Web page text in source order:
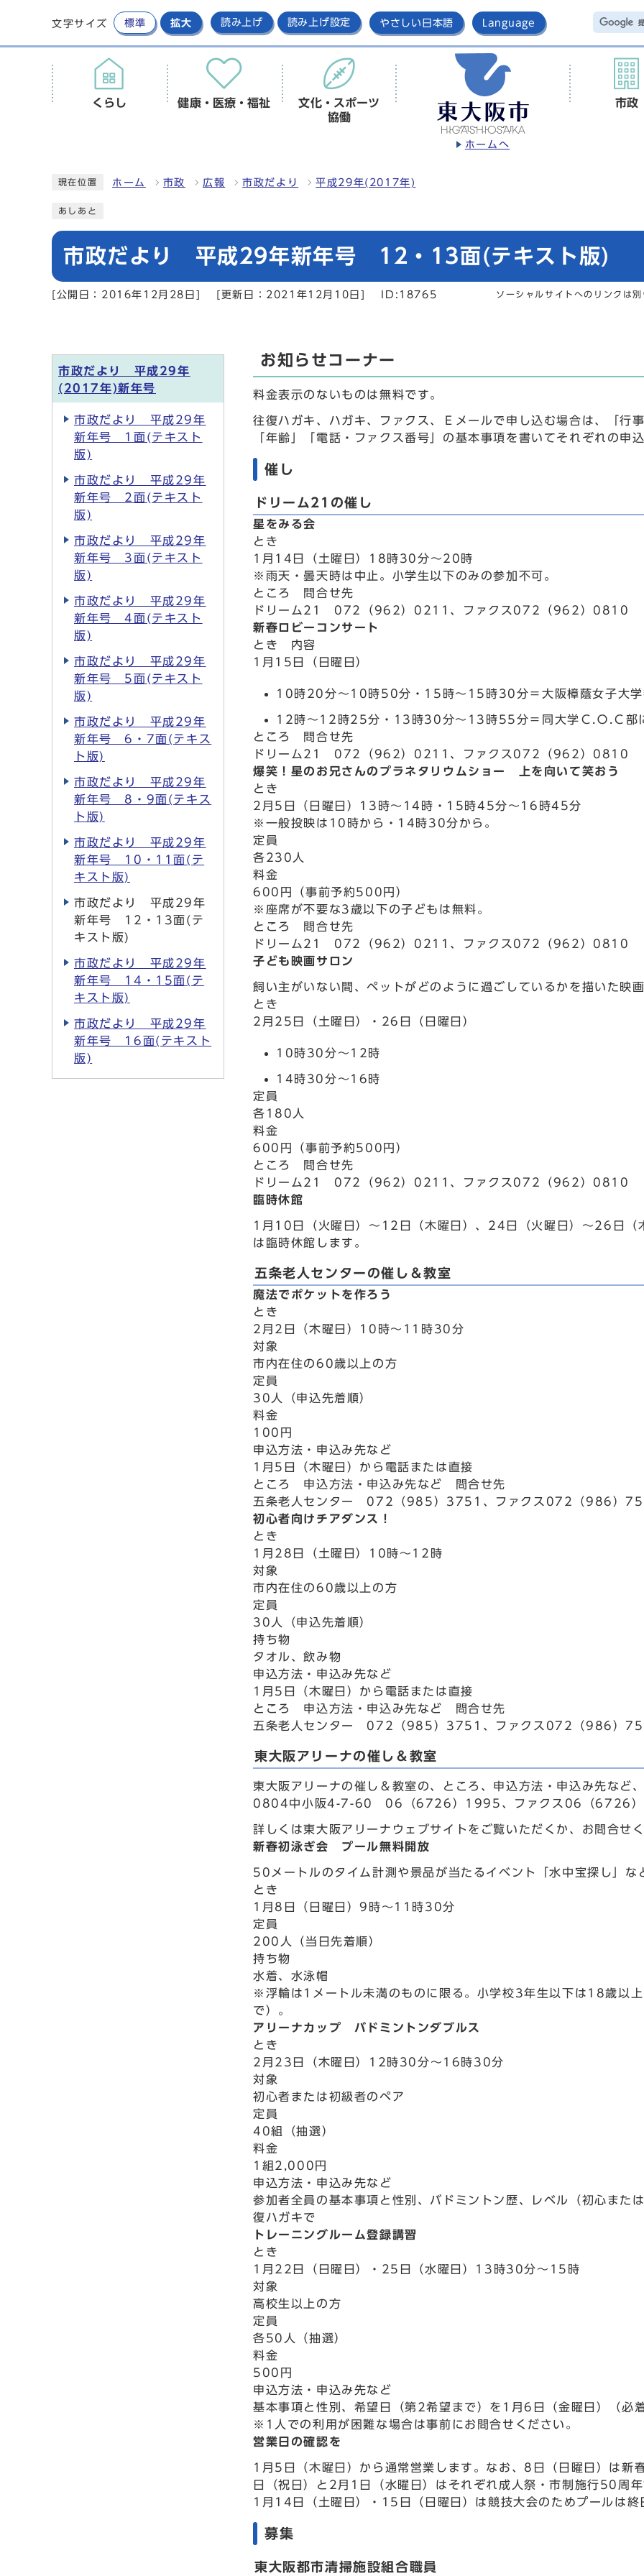
文字サイズ 標準 拡大 読み上げ 読み上げ設定 やさしい日本語 Language
ホームへ
くらし 健康・医療・福祉
文化・スポーツ
協働
市政
現在位置 ホーム 市政 広報 市政だより 平成29年(2017年)
あしあと
市政だより 平成29年新年号 12・13面(テキスト版)
[公開日：2016年12月28日] [更新日：2021年12月10日] ID:18765 ソーシャルサイトへのリンクは
お知らせコーナー
料金表示のないものは無料です。
往復ハガキ、ハガキ、ファクス、Ｅメールで申し込む場合は、「行
「年齢」「電話・ファクス番号」の基本事項を書いてそれぞれの申
催し
ドリーム21の催し
星をみる会
とき
1月14日（土曜日）18時30分～20時
※雨天・曇天時は中止。小学生以下のみの参加不可。
ところ 問合せ先
ドリーム21 072（962）0211、ファクス072（962）0810
新春ロビーコンサート
とき 内容
1月15日（日曜日）
10時20分～10時50分・15時～15時30分＝大阪樟蔭女子大学
12時～12時25分・13時30分～13時55分＝同大学Ｃ.Ｏ.Ｃ部
ところ 問合せ先
ドリーム21 072（962）0211、ファクス072（962）0810
爆笑！星のお兄さんのプラネタリウムショー 上を向いて笑おう
とき
2月5日（日曜日）13時～14時・15時45分～16時45分
※一般投映は10時から・14時30分から。
定員
各230人
料金
600円（事前予約500円）
※座席が不要な3歳以下の子どもは無料。
ところ 問合せ先
ドリーム21 072（962）0211、ファクス072（962）0810
子ども映画サロン
飼い主がいない間、ペットがどのように過ごしているかを描いた映
とき
2月25日（土曜日）・26日（日曜日）
10時30分～12時
14時30分～16時
定員
各180人
料金
600円（事前予約500円）
ところ 問合せ先
ドリーム21 072（962）0211、ファクス072（962）0810
臨時休館
1月10日（火曜日）～12日（木曜日）、24日（火曜日）～26日（
は臨時休館します。
五条老人センターの催し＆教室
魔法でポケットを作ろう
とき
2月2日（木曜日）10時～11時30分
対象
市内在住の60歳以上の方
定員
30人（申込先着順）
料金
100円
申込方法・申込み先など
1月5日（木曜日）から電話または直接
ところ 申込方法・申込み先など 問合せ先
五条老人センター 072（985）3751、ファクス072（986）
初心者向けチアダンス！
とき
1月28日（土曜日）10時～12時
対象
市内在住の60歳以上の方
定員
30人（申込先着順）
持ち物
タオル、飲み物
申込方法・申込み先など
1月5日（木曜日）から電話または直接
ところ 申込方法・申込み先など 問合せ先
五条老人センター 072（985）3751、ファクス072（986）
東大阪アリーナの催し＆教室
東大阪アリーナの催し＆教室の、ところ、申込方法・申込み先な
0804中小阪4-7-60 06（6726）1995、ファクス06（6726）
詳しくは東大阪アリーナウェブサイトをご覧いただくか、お問合せ
新春初泳ぎ会 プール無料開放
50メートルのタイム計測や景品が当たるイベント「水中宝探し」な
とき
1月8日（日曜日）9時～11時30分
定員
200人（当日先着順）
持ち物
水着、水泳帽
※浮輪は1メートル未満のものに限る。小学校3年生以下は18歳以
で）。
アリーナカップ バドミントンダブルス
とき
2月23日（木曜日）12時30分～16時30分
対象
初心者または初級者のペア
定員
40組（抽選）
料金
1組2,000円
申込方法・申込み先など
参加者全員の基本事項と性別、バドミントン歴、レベル（初心ま
復ハガキで
トレーニングルーム登録講習
とき
1月22日（日曜日）・25日（水曜日）13時30分～15時
対象
高校生以上の方
定員
各50人（抽選）
料金
500円
申込方法・申込み先など
基本事項と性別、希望日（第2希望まで）を1月6日（金曜日）（必
※1人での利用が困難な場合は事前にお問合せください。
営業日の確認を
1月5日（木曜日）から通常営業します。なお、8日（日曜日）は
日（祝日）と2月1日（水曜日）はそれぞれ成人祭・市制施行50周
1月14日（土曜日）・15日（日曜日）は競技大会のためプールは終
募集
東大阪都市清掃施設組合職員
市政だより 平成29年
(2017年)新年号
市政だより 平成29年
新年号 1面(テキスト
版)
市政だより 平成29年
新年号 2面(テキスト
版)
市政だより 平成29年
新年号 3面(テキスト
版)
市政だより 平成29年
新年号 4面(テキスト
版)
市政だより 平成29年
新年号 5面(テキスト
版)
市政だより 平成29年
新年号 6・7面(テキス
ト版)
市政だより 平成29年
新年号 8・9面(テキス
ト版)
市政だより 平成29年
新年号 10・11面(テ
キスト版)
市政だより 平成29年
新年号 12・13面(テ
キスト版)
市政だより 平成29年
新年号 14・15面(テ
キスト版)
市政だより 平成29年
新年号 16面(テキスト
版)